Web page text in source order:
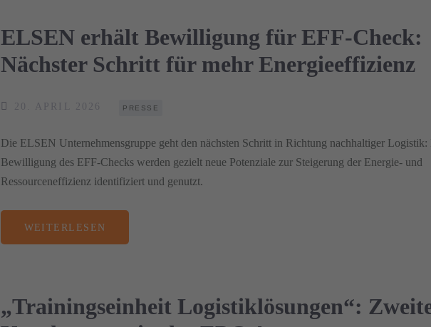
ELSEN erhält Bewilligung für EFF-Check:
Nächster Schritt für mehr Energieeffizienz
20. APRIL 2026 PRESSE
Die ELSEN Unternehmensgruppe geht den nächsten Schritt in Richtung nachhaltiger
Bewilligung des EFF-Checks werden gezielt neue Potenziale zur Steigerung der Energie- und
Ressourceneffizienz identifiziert und genutzt.
WEITERLESEN
„Trainingseinheit Logistiklösungen“: